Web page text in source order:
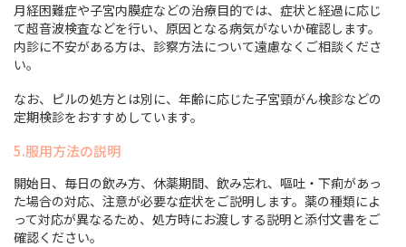
月経困難症や子宮内膜症などの治療目的では、症状と経過に応じ
て超音波検査などを行い、原因となる病気がないか確認します。
内診に不安がある方は、診察方法について遠慮なくご相談くださ
い。
なお、ピルの処方とは別に、年齢に応じた子宮頸がん検診などの
定期検診をおすすめしています。
5.服用方法の説明
開始日、毎日の飲み方、休薬期間、飲み忘れ、嘔吐・下痢があっ
た場合の対応、注意が必要な症状をご説明します。薬の種類によ
って対応が異なるため、処方時にお渡しする説明と添付文書をご
確認ください。